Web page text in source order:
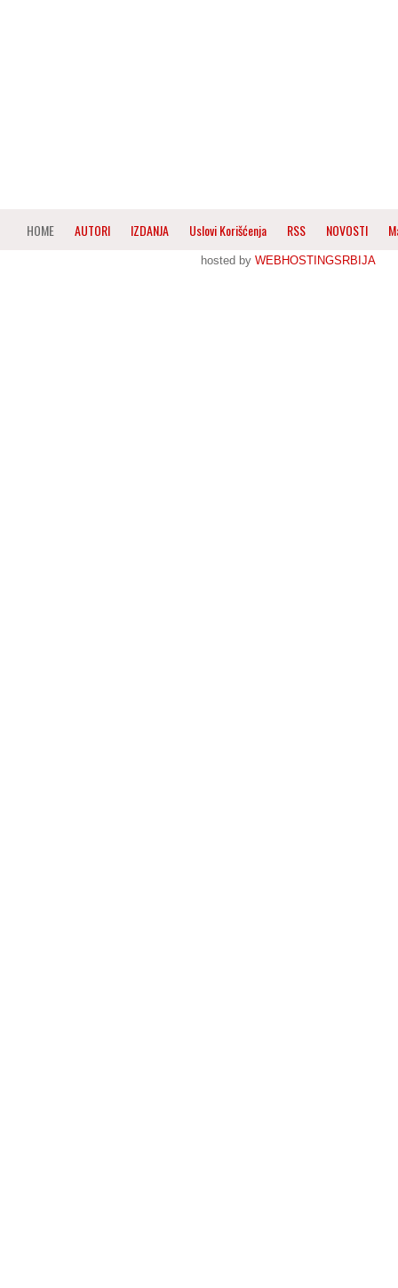
HOME AUTORI IZDANJA Uslovi Korišćenja RSS NOVOSTI
hosted by WEBHOSTINGSRBIJA